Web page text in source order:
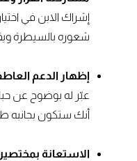
إشراك الابن في اختيار
شعوره بالسيطرة
إظهار الدعم
عبّر له بوضوح عن
أنك ستكون بجانبه
الاستعانة